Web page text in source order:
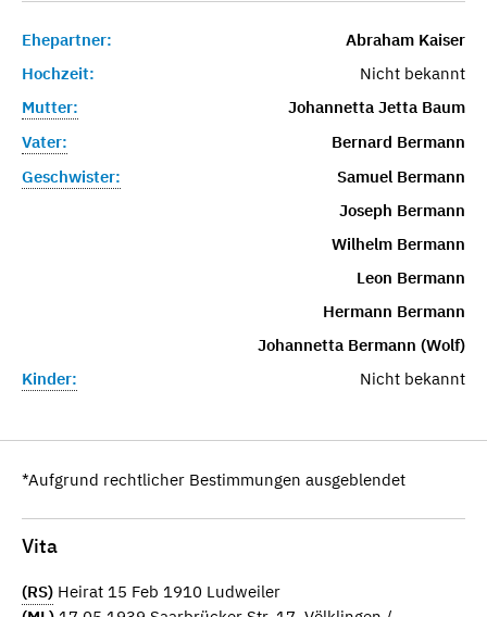
Ehepartner:
Abraham Kaiser
Hochzeit:
Nicht bekannt
Mutter:
Johannetta Jetta Baum
Vater:
Bernard Bermann
Geschwister:
Samuel Bermann
Joseph Bermann
Wilhelm Bermann
Leon Bermann
Hermann Bermann
Johannetta Bermann (Wolf)
Kinder:
Nicht bekannt
*Aufgrund rechtlicher Bestimmungen ausgeblendet
Vita
(RS) Heirat 15 Feb 1910 Ludweiler